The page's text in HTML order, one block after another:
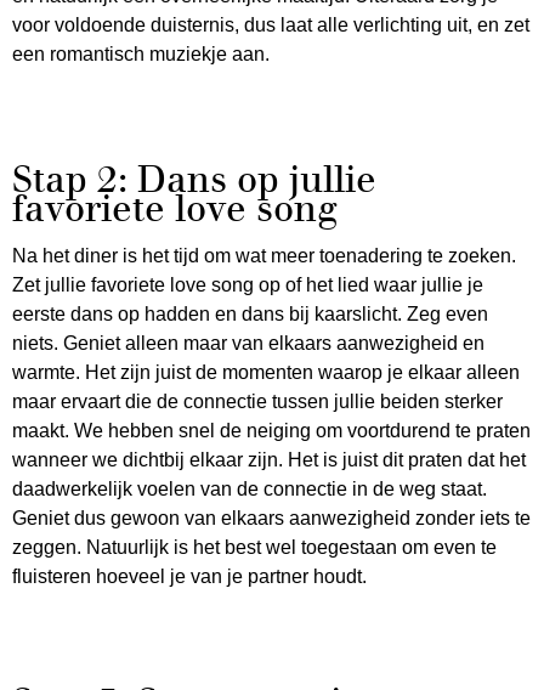
voor voldoende duisternis, dus laat alle verlichting uit, en zet
een romantisch muziekje aan.
Stap 2: Dans op jullie
favoriete love song
Na het diner is het tijd om wat meer toenadering te zoeken.
Zet jullie favoriete love song op of het lied waar jullie je
eerste dans op hadden en dans bij kaarslicht. Zeg even
niets. Geniet alleen maar van elkaars aanwezigheid en
warmte. Het zijn juist de momenten waarop je elkaar alleen
maar ervaart die de connectie tussen jullie beiden sterker
maakt. We hebben snel de neiging om voortdurend te praten
wanneer we dichtbij elkaar zijn. Het is juist dit praten dat het
daadwerkelijk voelen van de connectie in de weg staat.
Geniet dus gewoon van elkaars aanwezigheid zonder iets te
zeggen. Natuurlijk is het best wel toegestaan om even te
fluisteren hoeveel je van je partner houdt.